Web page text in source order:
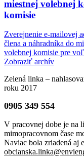
miestnej volebnej
komisie
Zverejnenie e-mailovej
člena a náhradníka do
volebnej komisie pre
Zobraziť archív
Zelená linka –
roku 2017
0905 349 554
V pracovnej dobe je na
mimopracovnom čase
Naviac bola zriadená aj